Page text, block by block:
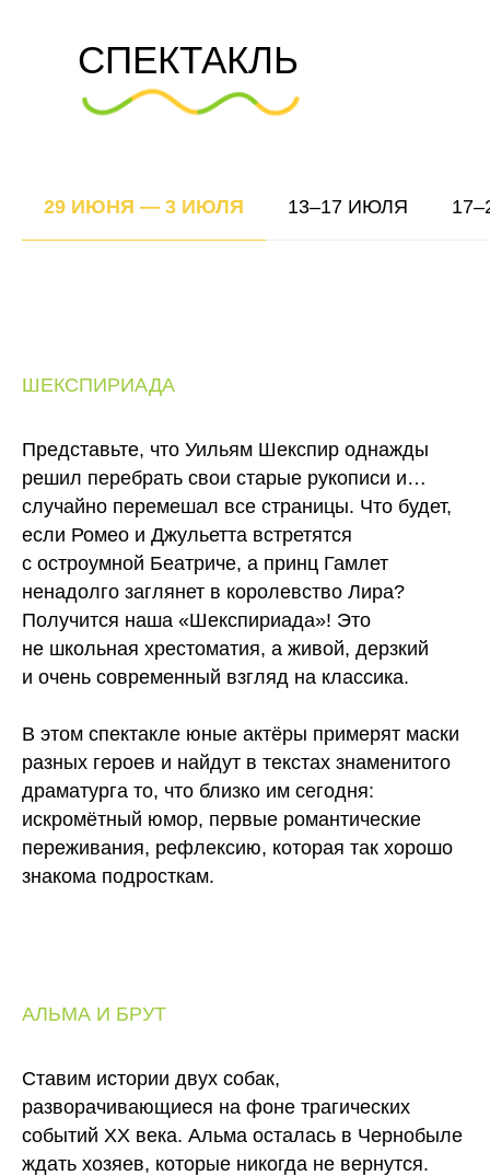
СПЕКТАКЛЬ
29 ИЮНЯ — 3 ИЮЛЯ 13–17 ИЮЛЯ
ШЕКСПИРИАДА
Представьте, что Уильям Шекспир однажды
решил перебрать свои старые рукописи и…
случайно перемешал все страницы. Что будет,
если Ромео и Джульетта встретятся
с остроумной Беатриче, а принц Гамлет
ненадолго заглянет в королевство Лира?
Получится наша «Шекспириада»! Это
не школьная хрестоматия, а живой, дерзкий
и очень современный взгляд на классика.
В этом спектакле юные актёры примерят маски
разных героев и найдут в текстах знаменитого
драматурга то, что близко им сегодня:
искромётный юмор, первые романтические
переживания, рефлексию, которая так хорошо
знакома подросткам.
АЛЬМА И БРУТ
Ставим истории двух собак,
разворачивающиеся на фоне трагических
событий XX века. Альма осталась в Чернобыле
ждать хозяев, которые никогда не вернутся.